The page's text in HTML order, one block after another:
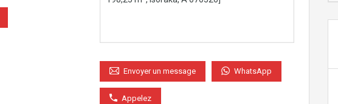
Envoyer un message WhatsApp
Appelez